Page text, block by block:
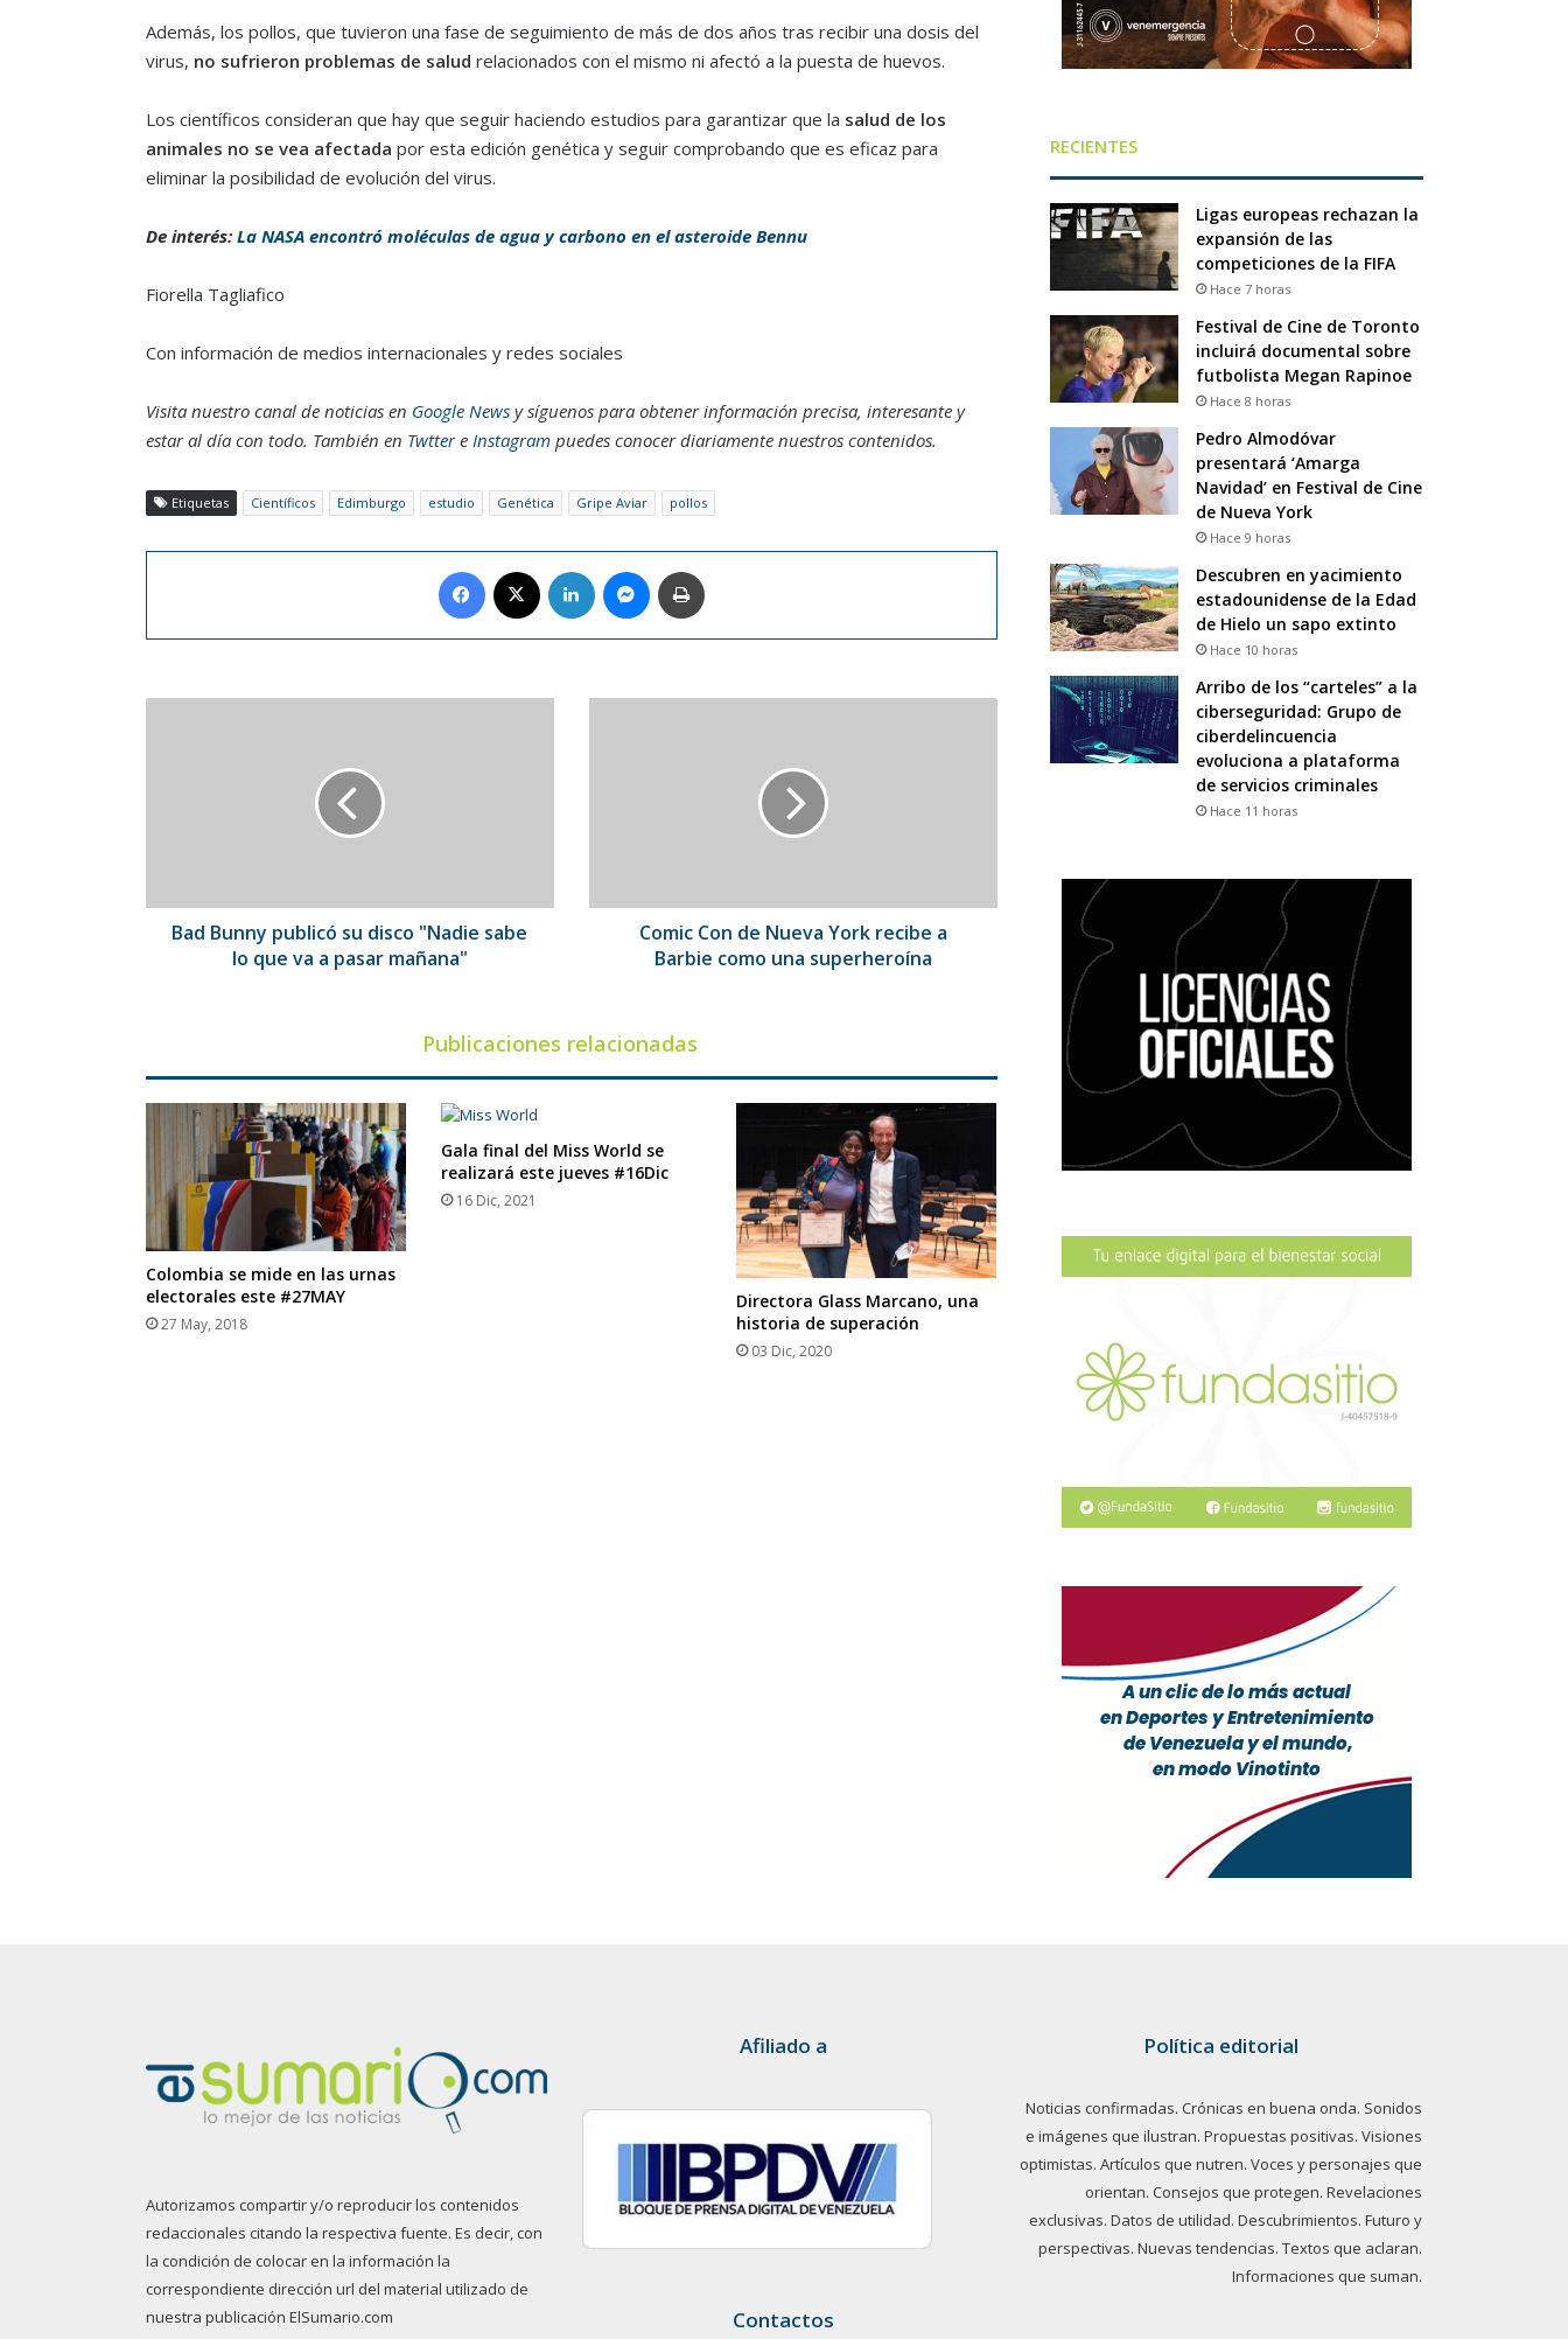
Además, los pollos, que tuvieron una fase de seguimiento de más de dos años tras recibir una dosis del
virus, no sufrieron problemas de salud relacionados con el mismo ni afectó a la puesta de huevos.
Los científicos consideran que hay que seguir haciendo estudios para garantizar que la salud de los
animales no se vea afectada por esta edición genética y seguir comprobando que es eficaz para
eliminar la posibilidad de evolución del virus.
De interés: La NASA encontró moléculas de agua y carbono en el asteroide Bennu
Fiorella Tagliafico
Con información de medios internacionales y redes sociales
Visita nuestro canal de noticias en Google Newsy síguenos para obtener información precisa, interesante y
estar al día con todo. También en Twttere Instagrampuedes conocer diariamente nuestros contenidos.
Etiquetas Científicos Edimburgo estudio Genética Gripe Aviar pollos
Facebook LinkedIn Messenger
que
Bad Bunny publicó su disco "Nadie sabe
lo que va a pasar mañana"
como
superheroína
Comic Con de Nueva York recibe a
Barbie como una superheroína
Publicaciones relacionadas
Colombia se mide en las urnas
electorales este #27MAY
27 May, 2018
Gala final del Miss World se
realizará este jueves #16Dic
16 Dic, 2021
Directora Glass Marcano, una
historia de superación
03 Dic, 2020
RECIENTES
Ligas europeas rechazan la
expansión de las
competiciones de la FIFA
Hace 7 horas
Festival de Cine de Toronto
incluirá documental sobre
futbolista Megan Rapinoe
Hace 8 horas
Pedro Almodóvar
presentará ‘Amarga
Navidad’ en Festival de Cine
de Nueva York
Hace 9 horas
Descubren en yacimiento
estadounidense de la Edad
de Hielo un sapo extinto
Hace 10 horas
Arribo de los “carteles” a la
ciberseguridad: Grupo de
ciberdelincuencia
evoluciona a plataforma
de servicios criminales
Hace 11 horas
Autorizamos compartir y/o reproducir los contenidos
redaccionales citando la respectiva fuente. Es decir, con
la condición de colocar en la información la
correspondiente dirección url del material utilizado de
nuestra publicación ElSumario.com
Afiliado a
Contactos
Política editorial
Noticias confirmadas. Crónicas en buena onda. Sonidos
e imágenes que ilustran. Propuestas positivas. Visiones
optimistas. Artículos que nutren. Voces y personajes que
orientan. Consejos que protegen. Revelaciones
exclusivas. Datos de utilidad. Descubrimientos. Futuro y
perspectivas. Nuevas tendencias. Textos que aclaran.
Informaciones que suman.